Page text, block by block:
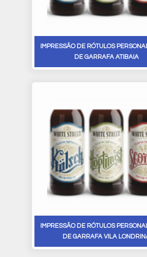
IMPRESSÃO DE RÓTULOS
DE GARRAFA ATIBAIA
IMPRESSÃO DE RÓTULOS
DE GARRAFA VILA